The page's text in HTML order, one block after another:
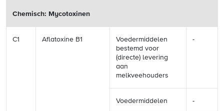
Chemisch: Mycotoxinen
C1 Aflatoxine B1
Voedermiddelen
bestemd voor
(directe) levering
aan
melkveehouders
-
Voedermiddelen -